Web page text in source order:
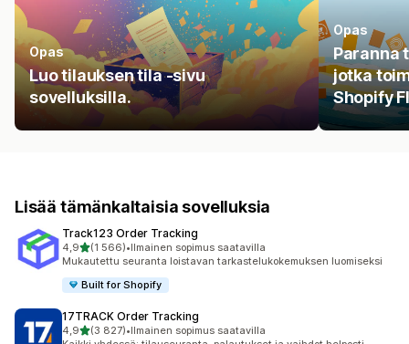
Opas
Luo tilauksen tila -sivu
sovelluksilla.
Opas
Paranna
jotka
Shopify
Lisää tämänkaltaisia sovelluksia
Track123 Order Tracking
4,9/ 5 tähteä
(1 566)
1566 arvostelua yhteensä
•Ilmainen sopimus saatavilla
Mukautettu seuranta loistavan tarkastelukokemuksen luomiseksi
Built for Shopify
17TRACK Order Tracking
4,9/ 5 tähteä
(3 827)
3827 arvostelua yhteensä
•Ilmainen sopimus saatavilla